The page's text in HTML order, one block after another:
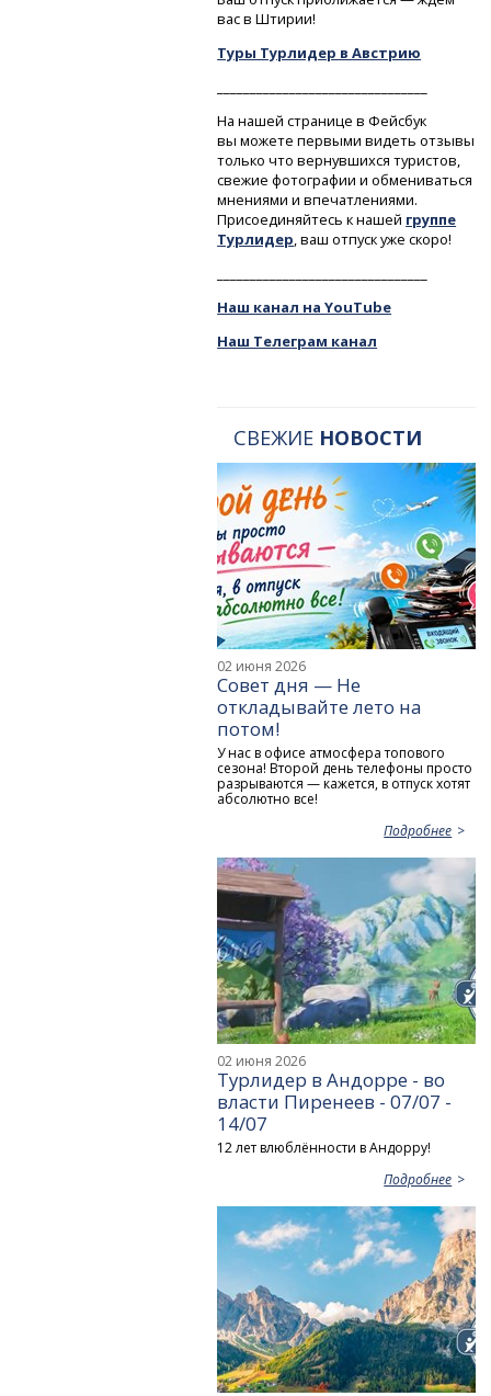
вас в Штирии!
Туры Турлидер в Австрию
На нашей странице в Фейсбук
вы можете первыми видеть отзывы
только что вернувшихся туристов,
свежие фотографии и обмениваться
мнениями и впечатлениями.
Присоединяйтесь к нашей группе
Турлидер, ваш отпуск уже скоро!
Наш канал на YouTube
Наш Телеграм канал
СВЕЖИЕ НОВОСТИ
02 июня 2026
Совет дня — Не
откладывайте лето на
потом!
У нас в офисе атмосфера топового
сезона! Второй день телефоны просто
разрываются — кажется, в отпуск хотят
абсолютно все!
Подробнее
02 июня 2026
Турлидер в Андорре - во
власти Пиренеев - 07/07 -
14/07
12 лет влюблённости в Андорру!
Подробнее